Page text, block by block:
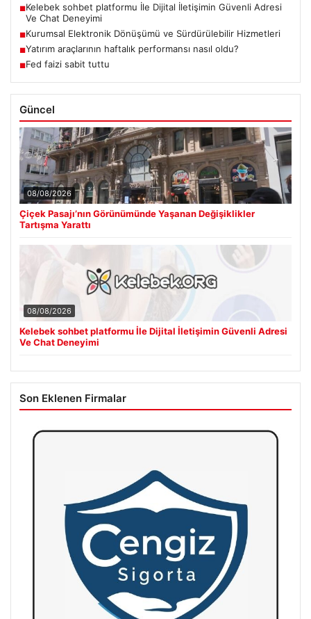
■Kelebek sohbet platformu İle Dijital İletişimin Güvenli Adresi
Ve Chat Deneyimi
■Kurumsal Elektronik Dönüşümü ve Sürdürülebilir Hizmetleri
■Yatırım araçlarının haftalık performansı nasıl oldu?
■Fed faizi sabit tuttu
Güncel
08/08/2026
Çiçek Pasajı’nın Görünümünde Yaşanan Değişiklikler
Tartışma Yarattı
08/08/2026
Kelebek sohbet platformu İle Dijital İletişimin Güvenli Adresi
Ve Chat Deneyimi
Son Eklenen Firmalar